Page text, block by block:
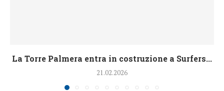
La Torre Palmera entra in costruzione a Surfers...
21.02.2026